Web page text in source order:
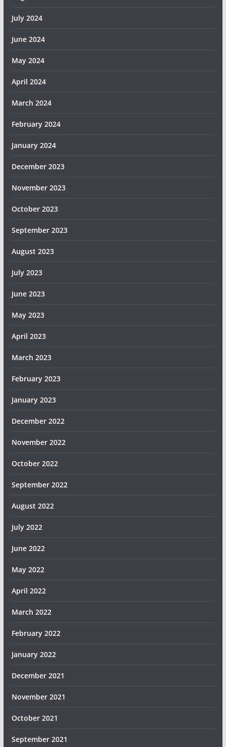
July 2024
June 2024
May 2024
April 2024
March 2024
February 2024
January 2024
December 2023
November 2023
October 2023
September 2023
August 2023
July 2023
June 2023
May 2023
April 2023
March 2023
February 2023
January 2023
December 2022
November 2022
October 2022
September 2022
August 2022
July 2022
June 2022
May 2022
April 2022
March 2022
February 2022
January 2022
December 2021
November 2021
October 2021
September 2021